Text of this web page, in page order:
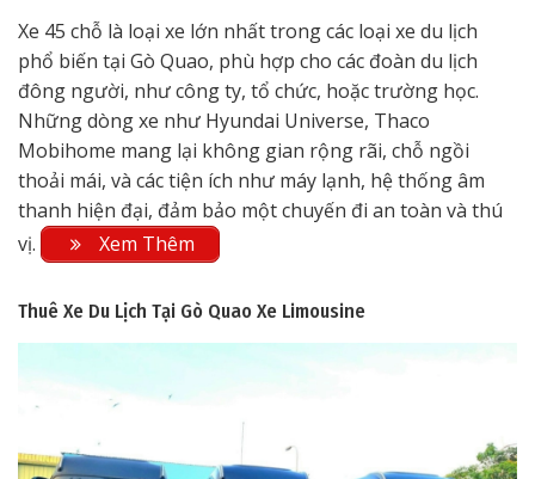
Xe 45 chỗ là loại xe lớn nhất trong các loại xe du lịch
phổ biến tại Gò Quao, phù hợp cho các đoàn du lịch
đông người, như công ty, tổ chức, hoặc trường học.
Những dòng xe như Hyundai Universe, Thaco
Mobihome mang lại không gian rộng rãi, chỗ ngồi
thoải mái, và các tiện ích như máy lạnh, hệ thống âm
thanh hiện đại, đảm bảo một chuyến đi an toàn và thú
vị.
Xem Thêm
Thuê Xe Du Lịch Tại Gò Quao Xe Limousine